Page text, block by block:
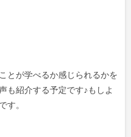
とが学べるか感じられるかを
も紹介する予定です♪もしよ
す。